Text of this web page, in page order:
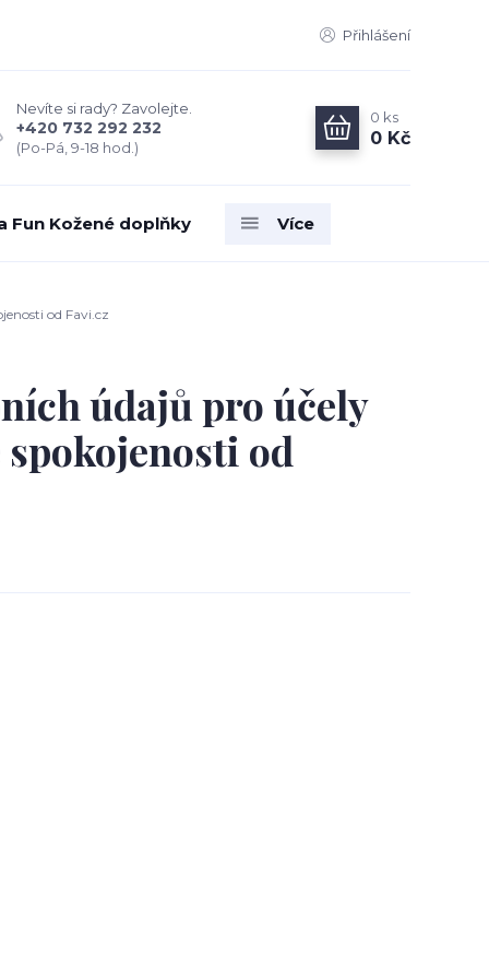
Přihlášení
Nevíte si rady? Zavolejte.
+420 732 292 232
(Po-Pá, 9-18 hod.)
0 ks
0 Kč
Fun Kožené doplňky Více
od Favi.cz
údajů pro účely
od